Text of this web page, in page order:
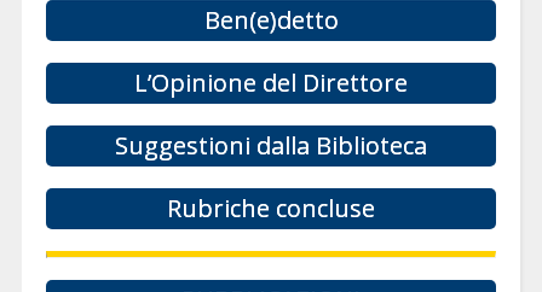
Ben(e)detto
L’Opinione del Direttore
Suggestioni dalla Biblioteca
Rubriche concluse